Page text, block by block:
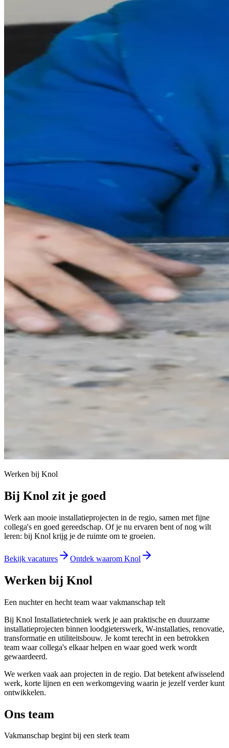
Werken bij Knol
Bij Knol zit je goed
Werk aan mooie installatieprojecten in de regio, samen met fijne
collega's en goed gereedschap. Of je nu ervaren bent of nog wilt
leren: bij Knol krijg je de ruimte om te groeien.
Bekijk vacatures Ontdek waarom Knol
Werken bij Knol
Een nuchter en hecht team waar vakmanschap telt
Bij Knol Installatietechniek werk je aan praktische en duurzame
installatieprojecten binnen loodgieterswerk, W-installaties, renovatie,
transformatie en utiliteitsbouw. Je komt terecht in een betrokken
team waar collega's elkaar helpen en waar goed werk wordt
gewaardeerd.
We werken vaak aan projecten in de regio. Dat betekent afwisselend
werk, korte lijnen en een werkomgeving waarin je jezelf verder kunt
ontwikkelen.
Ons team
Vakmanschap begint bij een sterk team